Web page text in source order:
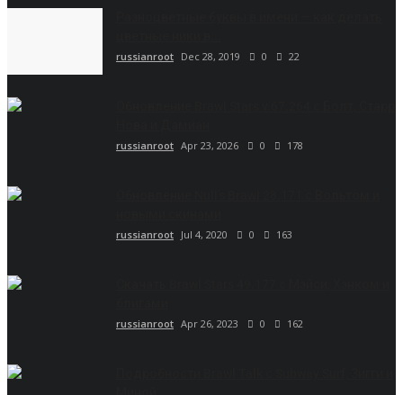
russianroot Dec 28, 2019 0 22
russianroot Apr 23, 2026 0 178
russianroot Jul 4, 2020 0 163
russianroot Apr 26, 2023 0 162